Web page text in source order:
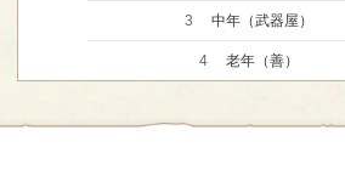
3 中年（武器屋）
4 老年（善）